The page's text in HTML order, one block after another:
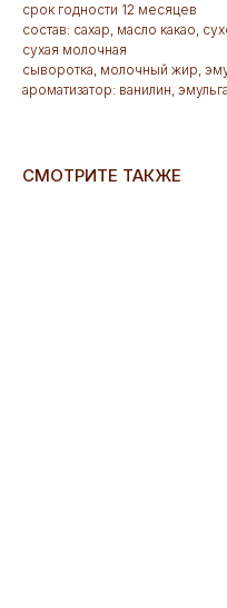
срок годности 12 месяцев
состав: сахар, масло какао,
сухая молочная
сыворотка, молочный жир,
ароматизатор: ванилин,
СМОТРИТЕ ТАКЖЕ